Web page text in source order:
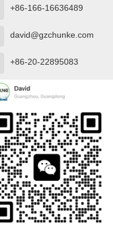
+86-166-16636489
david@gzchunke.com
+86-20-22895083